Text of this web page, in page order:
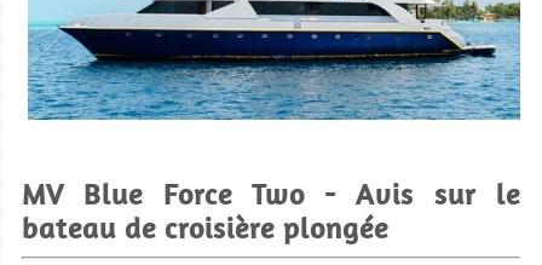
MV Blue Force Two - Avis sur le
bateau de croisière plongée